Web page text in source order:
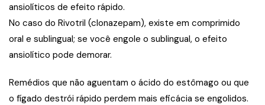
ansiolíticos de efeito rápido.
No caso do Rivotril (clonazepam), existe em comprimido
oral e sublingual; se você engole o sublingual, o efeito
ansiolítico pode demorar.
Remédios que não aguentam o ácido do estômago ou que
o fígado destrói rápido perdem mais eficácia se engolidos.